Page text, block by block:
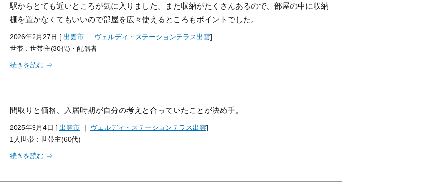
駅からとても近いところが気に入りました。また収納がたくさんあるので、部屋の中に収納
棚を置かなくてもいいので部屋を広々使えるところもポイントでした。
2026年2月27日 [ 出雲市 ｜ ヴェルディ・ステーションテラス出雲]
世帯：世帯主(30代)・配偶者
続きを読む ⇒
間取りと価格、入居時期が自分の考えと合っていたことが決め手。
2025年9月4日 [ 出雲市 ｜ ヴェルディ・ステーションテラス出雲]
1人世帯：世帯主(60代)
続きを読む ⇒